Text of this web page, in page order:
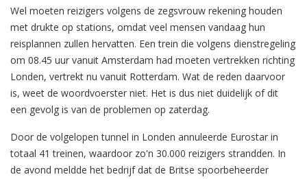
Wel moeten reizigers volgens de zegsvrouw rekening houden
met drukte op stations, omdat veel mensen vandaag hun
reisplannen zullen hervatten. Een trein die volgens dienstregeling
om 08.45 uur vanuit Amsterdam had moeten vertrekken richting
Londen, vertrekt nu vanuit Rotterdam. Wat de reden daarvoor
is, weet de woordvoerster niet. Het is dus niet duidelijk of dit
een gevolg is van de problemen op zaterdag.
Door de volgelopen tunnel in Londen annuleerde Eurostar in
totaal 41 treinen, waardoor zo'n 30.000 reizigers strandden. In
de avond meldde het bedrijf dat de Britse spoorbeheerder